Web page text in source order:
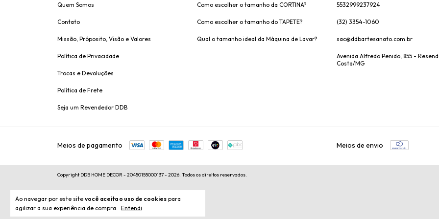
Ao navegar por este site você aceita o uso de cookies para
agilizar a sua experiência de compra. Entendi
Quem Somos
Contato
Missão, Próposito, Visão e Valores
Política de Privacidade
Trocas e Devoluções
Política de Frete
Seja um Revendedor DDB
Como escolher o tamanho da CORTINA?
Como escolher o tamanho do TAPETE?
Qual o tamanho ideal da Máquina de Lavar?
5532999237924
(32) 3354-1060
sac@ddbartesanato.com.br
Avenida Alfredo Penido, 855 -
Costa/MG
Meios de pagamento Meios de envio
Copyright DDB HOME DECOR - 20450155000137 - 2026. Todos os direitos reservados.